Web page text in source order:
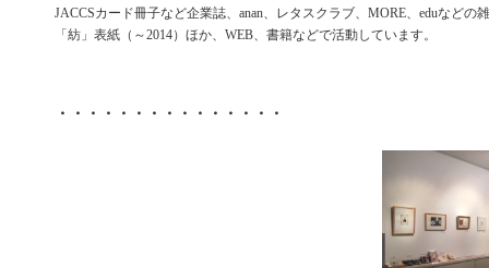
JACCSカード冊子など企業誌、anan、レタスクラブ、MORE、eduなどの
「紡」表紙（～2014）ほか、WEB、書籍などで活動しています。
・・・・・・・・・・・・・・・